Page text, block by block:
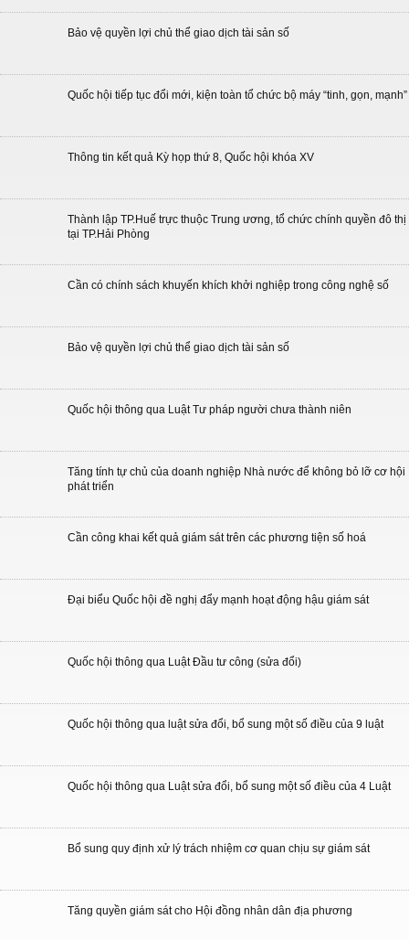
Bảo vệ quyền lợi chủ thể giao dịch tài sản số
Quốc hội tiếp tục đổi mới, kiện toàn tổ chức bộ máy “tinh, gọn, mạnh”
Thông tin kết quả Kỳ họp thứ 8, Quốc hội khóa XV
Thành lập TP.Huế trực thuộc Trung ương, tổ chức chính quyền đô thị
tại TP.Hải Phòng
Cần có chính sách khuyến khích khởi nghiệp trong công nghệ số
Bảo vệ quyền lợi chủ thể giao dịch tài sản số
Quốc hội thông qua Luật Tư pháp người chưa thành niên
Tăng tính tự chủ của doanh nghiệp Nhà nước để không bỏ lỡ cơ hội
phát triển
Cần công khai kết quả giám sát trên các phương tiện số hoá
Đại biểu Quốc hội đề nghị đẩy mạnh hoạt động hậu giám sát
Quốc hội thông qua Luật Đầu tư công (sửa đổi)
Quốc hội thông qua luật sửa đổi, bổ sung một số điều của 9 luật
Quốc hội thông qua Luật sửa đổi, bổ sung một số điều của 4 Luật
Bổ sung quy định xử lý trách nhiệm cơ quan chịu sự giám sát
Tăng quyền giám sát cho Hội đồng nhân dân địa phương